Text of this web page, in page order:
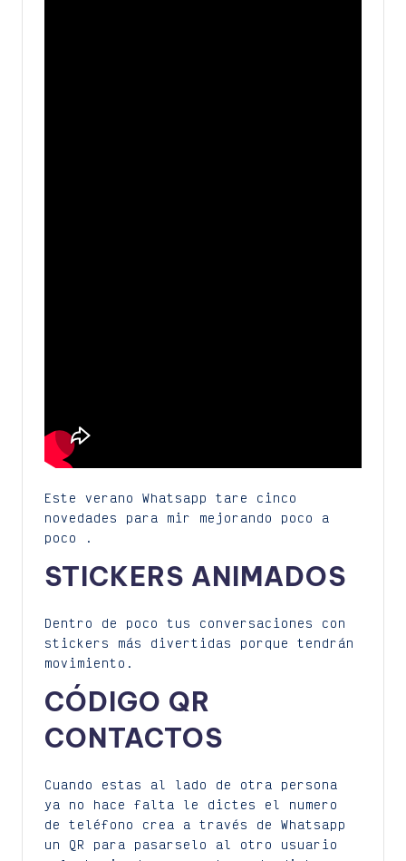
Este verano Whatsapp tare cinco
novedades para mir mejorando poco a
poco .
STICKERS ANIMADOS
Dentro de poco tus conversaciones con
stickers más divertidas porque tendrán
movimiento.
CÓDIGO QR
CONTACTOS
Cuando estas al lado de otra persona
ya no hace falta le dictes el numero
de teléfono crea a través de Whatsapp
un QR para pasarselo al otro usuario